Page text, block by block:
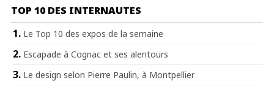
TOP 10 DES INTERNAUTES
Le Top 10 des expos de la semaine
Escapade à Cognac et ses alentours
Le design selon Pierre Paulin, à Montpellier